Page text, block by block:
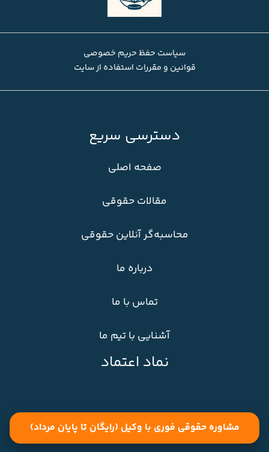
سیاست حفظ حریم خصوصی
قوانین و مقررات استفاده از سایت
دسترسی سریع
صفحه اصلی
مقالات حقوقی
محاسبه‌گر آنلاین حقوقی
درباره ما
تماس با ما
آشنایی با تیم ما
نماد اعتماد
مشاوره حقوقی فوری با وکیل (رایگان تا پایان مرداد)